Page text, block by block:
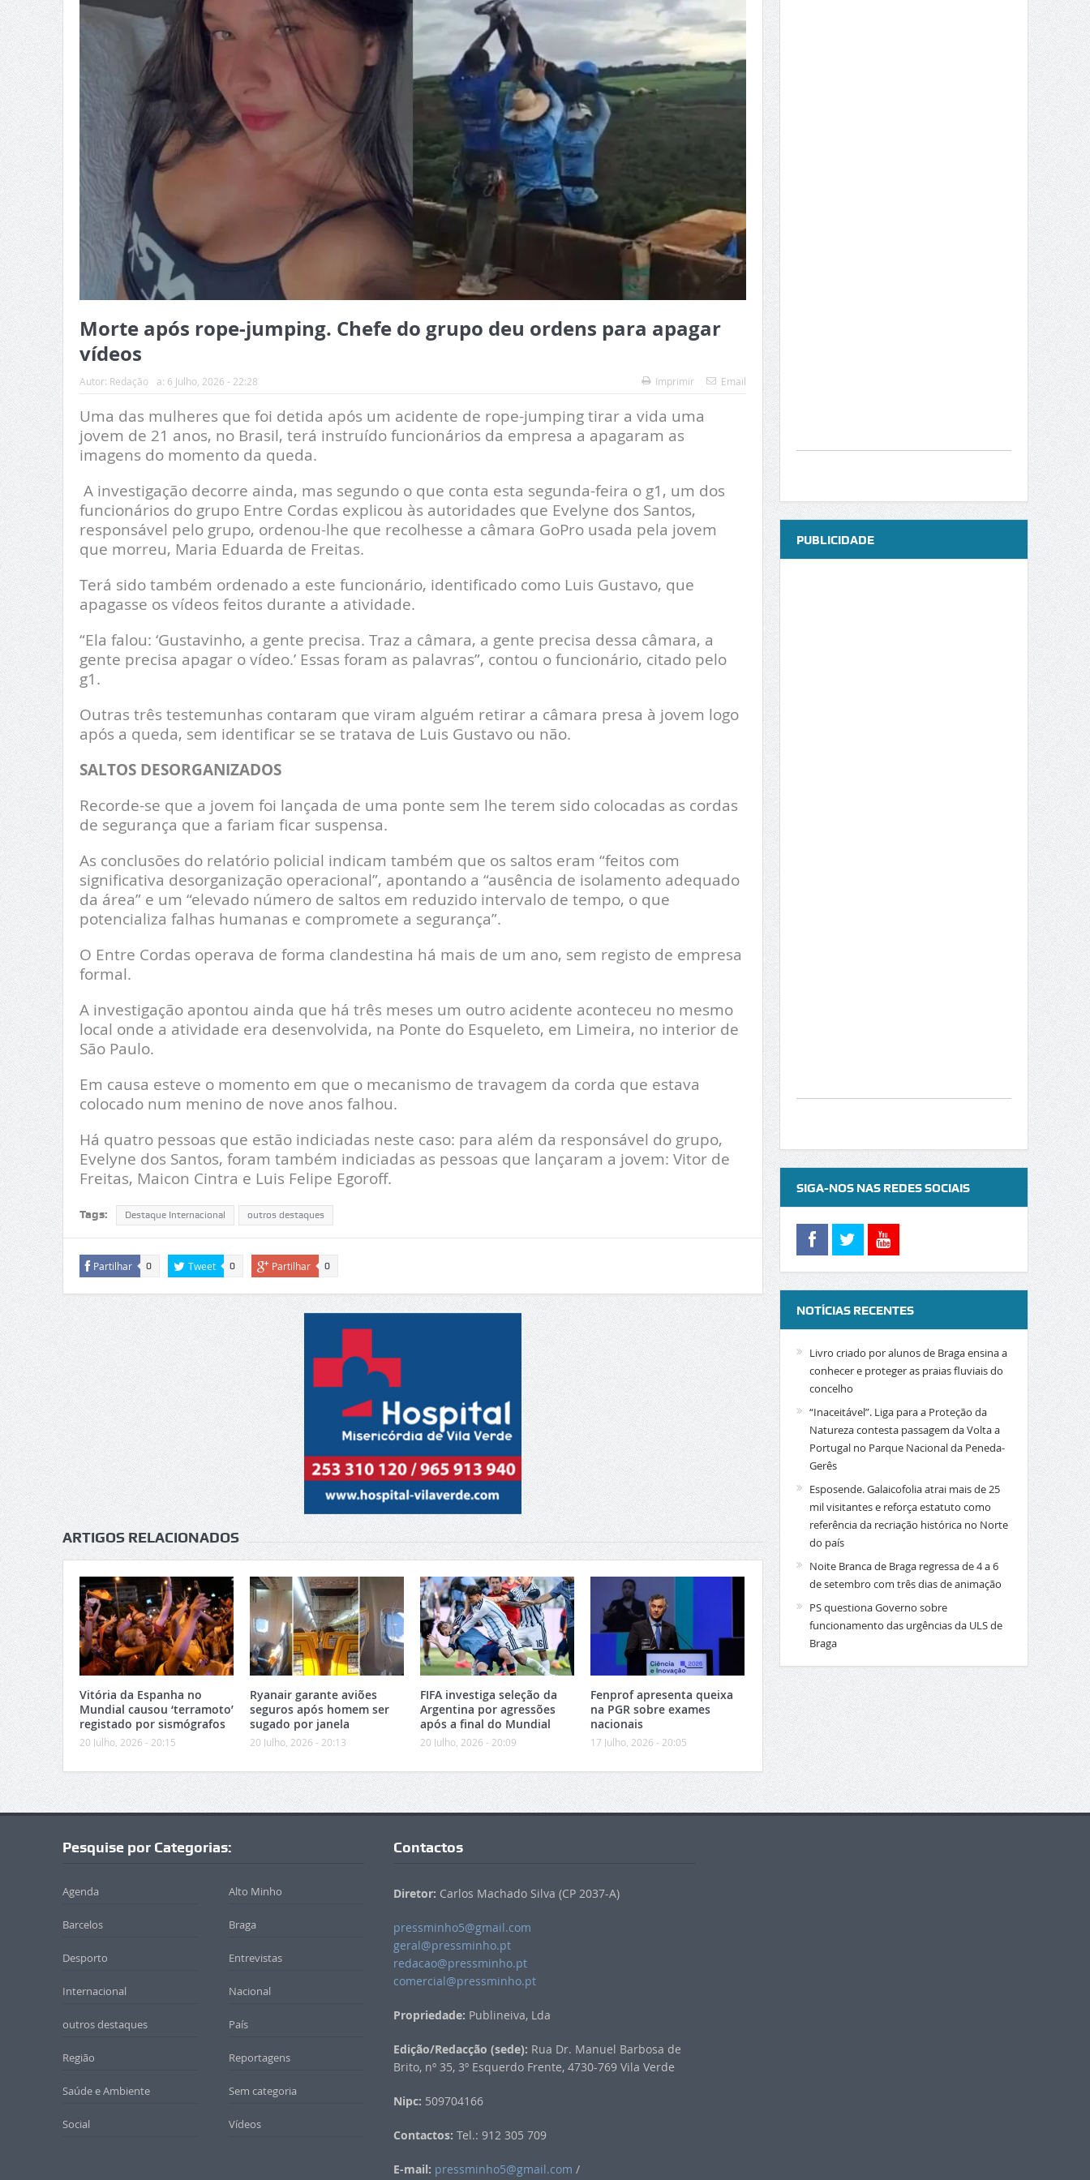
Morte após rope-jumping. Chefe do grupo deu ordens para apagar
vídeos
Autor: Redação a: 6 Julho, 2026 - 22:28 Imprimir Email
Uma das mulheres que foi detida após um acidente de rope-jumping tirar a vida uma
jovem de 21 anos, no Brasil, terá instruído funcionários da empresa a apagaram as
imagens do momento da queda.
A investigação decorre ainda, mas segundo o que conta esta segunda-feira o g1, um dos
funcionários do grupo Entre Cordas explicou às autoridades que Evelyne dos Santos,
responsável pelo grupo, ordenou-lhe que recolhesse a câmara GoPro usada pela jovem
que morreu, Maria Eduarda de Freitas.
Terá sido também ordenado a este funcionário, identificado como Luis Gustavo, que
apagasse os vídeos feitos durante a atividade.
“Ela falou: ‘Gustavinho, a gente precisa. Traz a câmara, a gente precisa dessa câmara, a
gente precisa apagar o vídeo.’ Essas foram as palavras”, contou o funcionário, citado pelo
g1.
Outras três testemunhas contaram que viram alguém retirar a câmara presa à jovem logo
após a queda, sem identificar se se tratava de Luis Gustavo ou não.
SALTOS DESORGANIZADOS
Recorde-se que a jovem foi lançada de uma ponte sem lhe terem sido colocadas as cordas
de segurança que a fariam ficar suspensa.
As conclusões do relatório policial indicam também que os saltos eram “feitos com
significativa desorganização operacional”, apontando a “ausência de isolamento adequado
da área” e um “elevado número de saltos em reduzido intervalo de tempo, o que
potencializa falhas humanas e compromete a segurança”.
O Entre Cordas operava de forma clandestina há mais de um ano, sem registo de empresa
formal.
A investigação apontou ainda que há três meses um outro acidente aconteceu no mesmo
local onde a atividade era desenvolvida, na Ponte do Esqueleto, em Limeira, no interior de
São Paulo.
Em causa esteve o momento em que o mecanismo de travagem da corda que estava
colocado num menino de nove anos falhou.
Há quatro pessoas que estão indiciadas neste caso: para além da responsável do grupo,
Evelyne dos Santos, foram também indiciadas as pessoas que lançaram a jovem: Vitor de
Freitas, Maicon Cintra e Luis Felipe Egoroff.
Tags: Destaque Internacional outros destaques
Partilhar 0 Tweet 0 Partilhar 0
ARTIGOS RELACIONADOS
Vitória da Espanha no
Mundial causou ‘terramoto’
registado por sismógrafos
20 Julho, 2026 - 20:15
Ryanair garante aviões
seguros após homem ser
sugado por janela
20 Julho, 2026 - 20:13
FIFA investiga seleção da
Argentina por agressões
após a final do Mundial
20 Julho, 2026 - 20:09
Fenprof apresenta queixa
na PGR sobre exames
nacionais
17 Julho, 2026 - 20:05
PUBLICIDADE
SIGA-NOS NAS REDES SOCIAIS
NOTÍCIAS RECENTES
Livro criado por alunos de Braga ensina a
conhecer e proteger as praias fluviais do
concelho
“Inaceitável”. Liga para a Proteção da
Natureza contesta passagem da Volta a
Portugal no Parque Nacional da Peneda-
Gerês
Esposende. Galaicofolia atrai mais de 25
mil visitantes e reforça estatuto como
referência da recriação histórica no Norte
do país
Noite Branca de Braga regressa de 4 a 6
de setembro com três dias de animação
PS questiona Governo sobre
funcionamento das urgências da ULS de
Braga
Pesquise por Categorias:
Agenda Alto Minho
Barcelos Braga
Desporto Entrevistas
Internacional Nacional
outros destaques País
Região Reportagens
Saúde e Ambiente Sem categoria
Social Vídeos
Contactos
Diretor: Carlos Machado Silva (CP 2037-A)
pressminho5@gmail.com
geral@pressminho.pt
redacao@pressminho.pt
comercial@pressminho.pt
Propriedade: Publineiva, Lda
Edição/Redacção (sede): Rua Dr. Manuel Barbosa de
Brito, nº 35, 3º Esquerdo Frente, 4730-769 Vila Verde
Nipc: 509704166
Contactos: Tel.: 912 305 709
E-mail: pressminho5@gmail.com /